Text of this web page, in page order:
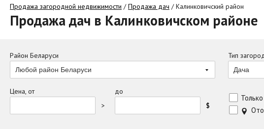
Продажа загородной недвижимости /Продажа дач /Калинковичский район
Продажа дач в Калинковичском районе
Район Беларуси
Любой район Беларуси
Тип
Дача
Цена, от
>
до
$